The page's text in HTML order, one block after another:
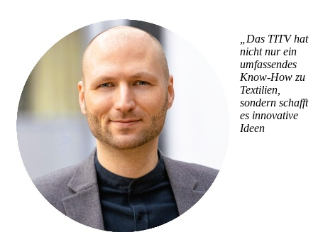
„Das TITV hat
nicht nur ein
umfassendes
Know-How zu
Textilien,
sondern schafft
es innovative
Ideen